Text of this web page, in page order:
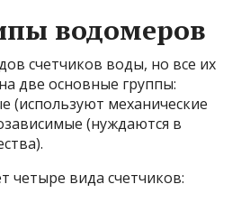
водомеров
счетчиков воды, но все их
две основные группы:
(используют механические
(нуждаются в
четыре вида счетчиков: